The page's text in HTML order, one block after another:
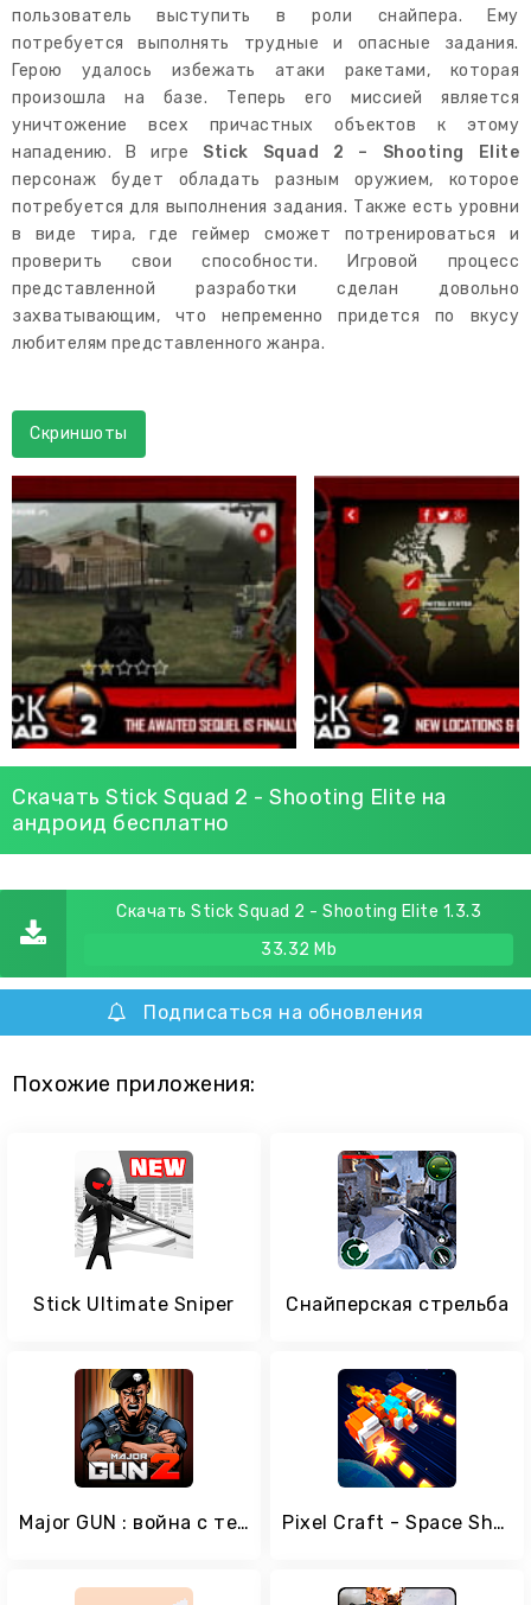
пользователь выступить в роли снайпера. Ему
потребуется выполнять трудные и опасные задания.
Герою удалось избежать атаки ракетами, которая
произошла на базе. Теперь его миссией является
уничтожение всех причастных объектов к этому
нападению. В игре Stick Squad 2 – Shooting Elite
персонаж будет обладать разным оружием, которое
потребуется для выполнения задания. Также есть уровни
в виде тира, где геймер сможет потренироваться и
проверить свои способности. Игровой процесс
представленной разработки сделан довольно
захватывающим, что непременно придется по вкусу
любителям представленного жанра.
Скриншоты
Скачать Stick Squad 2 - Shooting Elite на
андроид бесплатно
Скачать Stick Squad 2 - Shooting Elite 1.3.3
33.32 Mb
Подписаться на обновления
Похожие приложения:
Stick Ultimate Sniper Снайперская стрельба
Major GUN : война с терроризмом Pixel Craft - Space Shooter